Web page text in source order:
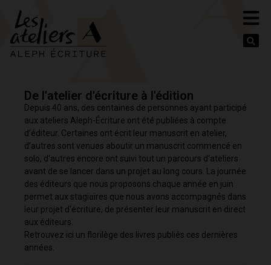
De l'atelier d'écriture à l'édition
Depuis 40 ans, des centaines de personnes ayant participé
aux ateliers Aleph-Écriture ont été publiées à compte
d’éditeur. Certaines ont écrit leur manuscrit en atelier,
d’autres sont venues aboutir un manuscrit commencé en
solo, d’autres encore ont suivi tout un parcours d’ateliers
avant de se lancer dans un projet au long cours. La journée
des éditeurs que nous proposons chaque année en juin
permet aux stagiaires que nous avons accompagnés dans
leur projet d’écriture, de présenter leur manuscrit en direct
aux éditeurs.
Retrouvez ici un florilège des livres publiés ces dernières
années.